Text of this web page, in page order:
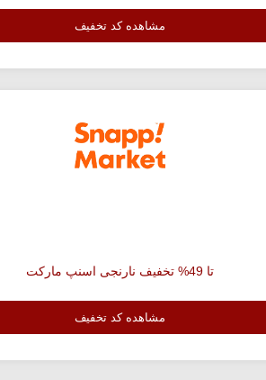
مشاهده کد تخفیف
تا 49% تخفیف نارنجی اسنپ مارکت
مشاهده کد تخفیف